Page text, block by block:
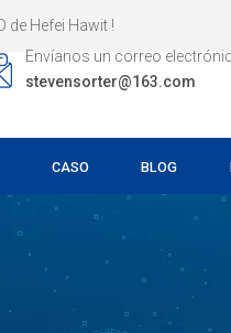
!
Envíanos un correo
stevensorter@163.com
CASO BLOG